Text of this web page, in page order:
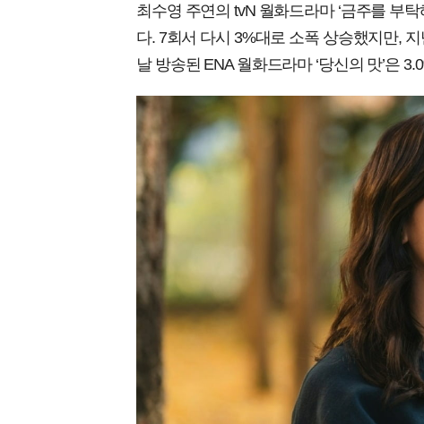
최수영 주연의 tvN 월화드라마 ‘금주를 부
다. 7회서 다시 3%대로 소폭 상승했지만,
날 방송된 ENA 월화드라마 ‘당신의 맛’은